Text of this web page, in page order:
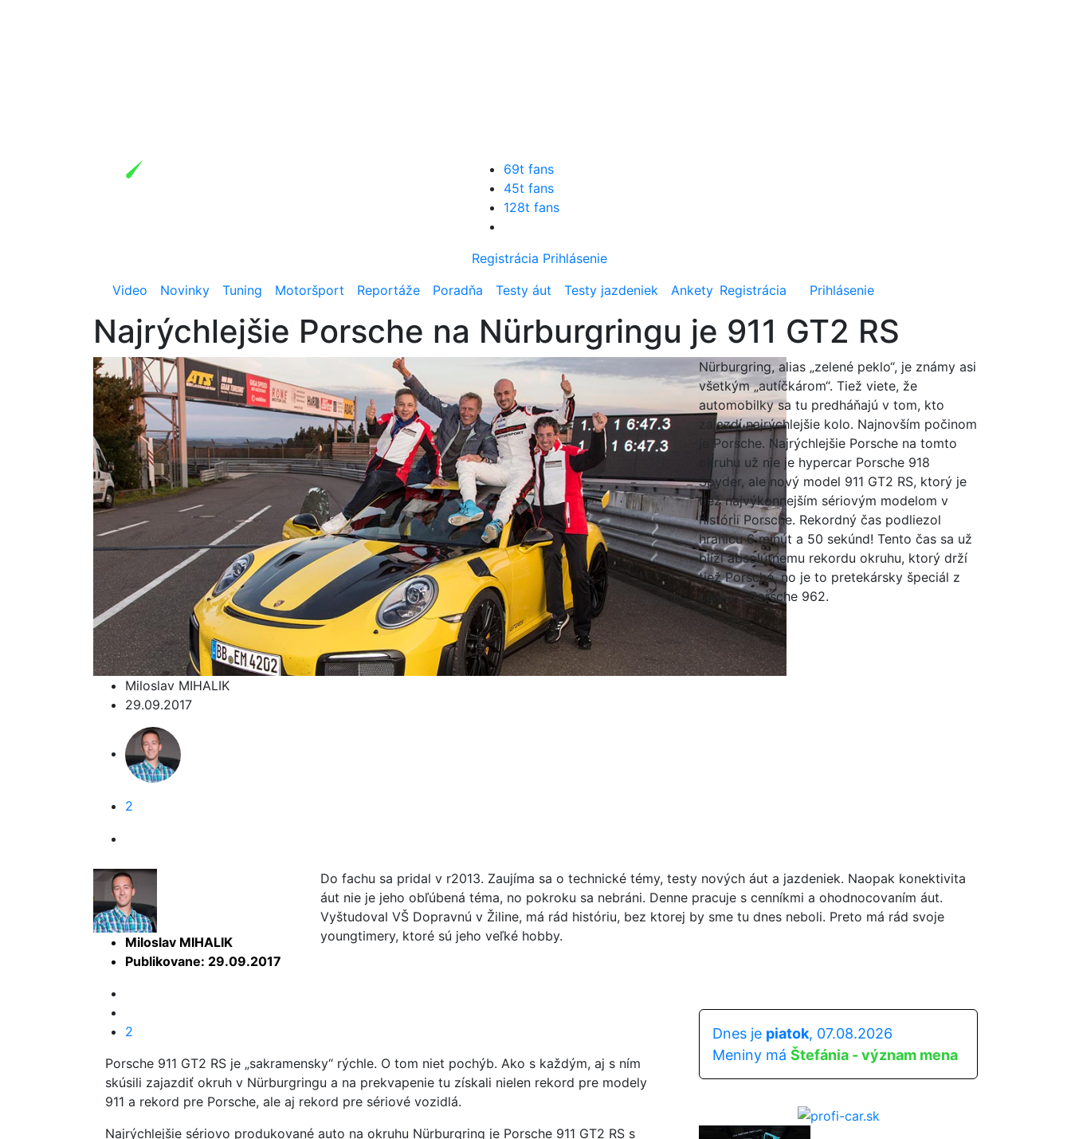
69t fans
45t fans
128t fans
Registrácia Prihlásenie
Video
Novinky Tuning Motoršport Reportáže Poradňa Testy áut Testy jazdeniek Ankety Registrácia Prihlásenie
Najrýchlejšie Porsche na Nürburgringu je 911 GT2 RS
Miloslav MIHALIK
29.09.2017
2
Nürburgring, alias „zelené peklo“, je známy asi
všetkým „autíčkárom“. Tiež viete, že
automobilky sa tu predháňajú v tom, kto
zajazdí najrýchlejšie kolo. Najnovším počinom
je Porsche. Najrýchlejšie Porsche na tomto
okruhu už nie je hypercar Porsche 918
Spyder, ale nový model 911 GT2 RS, ktorý je
tiež najvýkonnejším sériovým modelom v
histórii Porsche. Rekordný čas podliezol
hranicu 6 minút a 50 sekúnd! Tento čas sa už
blíži absolútnemu rekordu okruhu, ktorý drží
tiež Porsche, no je to pretekársky špeciál z
LeMans Porsche 962.
Miloslav MIHALIK
Publikovane: 29.09.2017
Do fachu sa pridal v r2013. Zaujíma sa o technické témy, testy nových áut a jazdeniek. Naopak konektivita
áut nie je jeho obľúbená téma, no pokroku sa nebráni. Denne pracuje s cenníkmi a ohodnocovaním áut.
Vyštudoval VŠ Dopravnú v Žiline, má rád históriu, bez ktorej by sme tu dnes neboli. Preto má rád svoje
youngtimery, ktoré sú jeho veľké hobby.
2
Porsche 911 GT2 RS je „sakramensky“ rýchle. O tom niet pochýb. Ako s každým, aj s ním
skúsili zajazdiť okruh v Nürburgringu a na prekvapenie tu získali nielen rekord pre modely
911 a rekord pre Porsche, ale aj rekord pre sériové vozidlá.
Najrýchlejšie sériovo produkované auto na okruhu Nürburgring je Porsche 911 GT2 RS s
Dnes je piatok, 07.08.2026
Meniny má Štefánia - význam mena